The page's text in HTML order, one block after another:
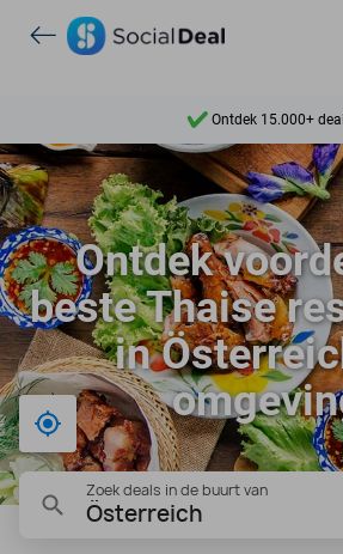
Ontdek 15.000+
7 dagen per week
10+ miljoen leden
Ontdek 15.000+
Ontdek
beste Thaise
in
Bij mij in de buurt
Zoek deals in de buurt van
Österreich